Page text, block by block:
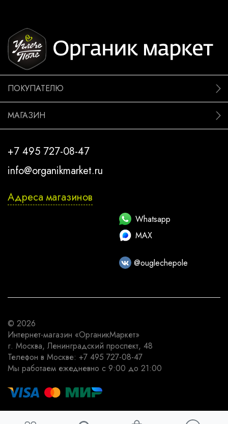
ПОКУПАТЕЛЮ
МАГАЗИН
+7 495 727-08-47
info@organikmarket.ru
Адреса магазинов
Whatsapp
MAX
@ouglechepole
© 2026
Интернет-магазин «ОрганикМаркет»
г. Москва, Ленинградский проспект, 48
Телефон в Москве: +7 495 727-08-47
Мы работаем ежедневно с 9:00 до 21:00